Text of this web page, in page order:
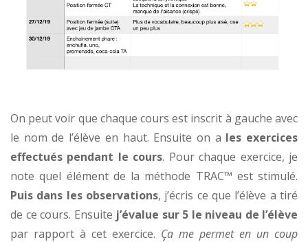
On peut voir que chaque cours est inscrit à gauche avec
le nom de l’élève en haut. Ensuite on a les exercices
effectués pendant le cours. Pour chaque exercice, je
note quel élément de la méthode TRAC™ est stimulé.
Puis dans les observations, j’écris ce que l’élève a tiré
de ce cours. Ensuite j’évalue sur 5 le niveau de l’élève
par rapport à cet exercice. Ça me permet en un coup